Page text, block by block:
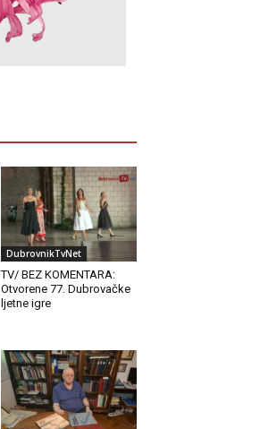
DubrovnikTvNet
TV/ BEZ KOMENTARA:
Otvorene 77. Dubrovačke
ljetne igre